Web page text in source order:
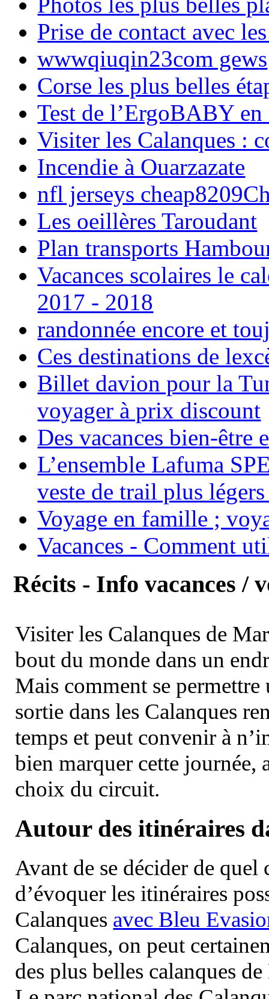
Prise de contact avec
wwwqiuqin23com gews
Corse les plus belles
Test de l’ErgoBABY en
Visiter les Calanques :
Incendie à Ouarzazate
nfl jerseys
Les oeillères Taroudant
Plan transports
Vacances scolaires le
2017 - 2018
randonnée encore et
Ces destinations de
Billet davion pour la
voyager à prix discount
Des vacances bien-être
L’ensemble Lafuma
veste de trail plus
Voyage en famille ;
Vacances - Comment
Récits - Info vacances /
Visiter les Calanques de
bout du monde dans un
Mais comment se permettre
sortie dans les Calanques
temps et peut convenir à
bien marquer cette journée,
choix du circuit.
Autour des itinéraires
Avant de se décider de
d’évoquer les itinéraires
Calanques avec Bleu
Calanques, on peut
des plus belles calanques